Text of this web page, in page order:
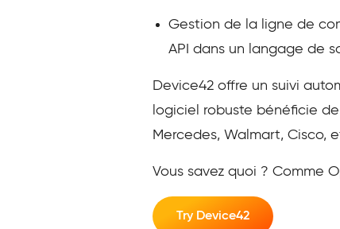
Gestion de la ligne de
API dans un langage de
Device42 offre un suivi
logiciel robuste bénéficie
Mercedes, Walmart, Cisco,
Vous savez quoi ? Comme
Try Device42